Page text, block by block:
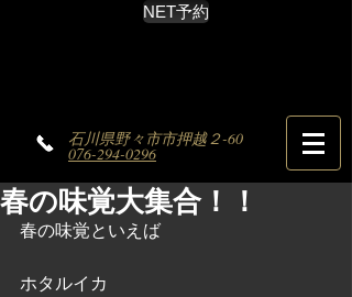
NET予約
石川県野々市市押越２-60
076-294-0296
春の味覚大集合！！
春の味覚といえば
ホタルイカ